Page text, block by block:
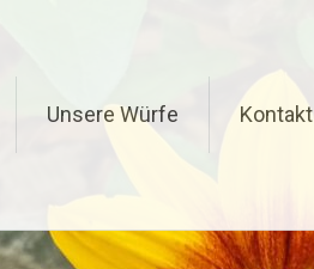
Unsere Würfe Kontakt